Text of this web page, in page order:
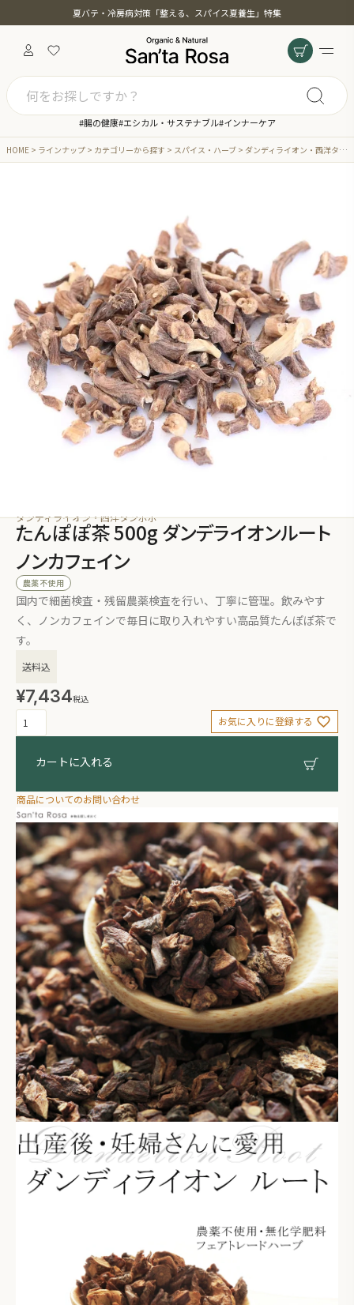
夏バテ・冷房病対策「整える、スパイス夏養生」特集
#腸の健康#エシカル・サステナブル#インナーケア
HOME ラインナップ カテゴリーから探す スパイス・ハーブ ダンディライオン・西洋タンポポ
ダンディライオン・西洋タンポポ
たんぽぽ茶 500g ダンデライオンルート
ノンカフェイン
農薬不使用
国内で細菌検査・残留農薬検査を行い、丁寧に管理。飲みやす
く、ノンカフェインで毎日に取り入れやすい高品質たんぽぽ茶で
す。
送料込
¥7,434税込
お気に入りに登録する
カートに入れる
商品についてのお問い合わせ